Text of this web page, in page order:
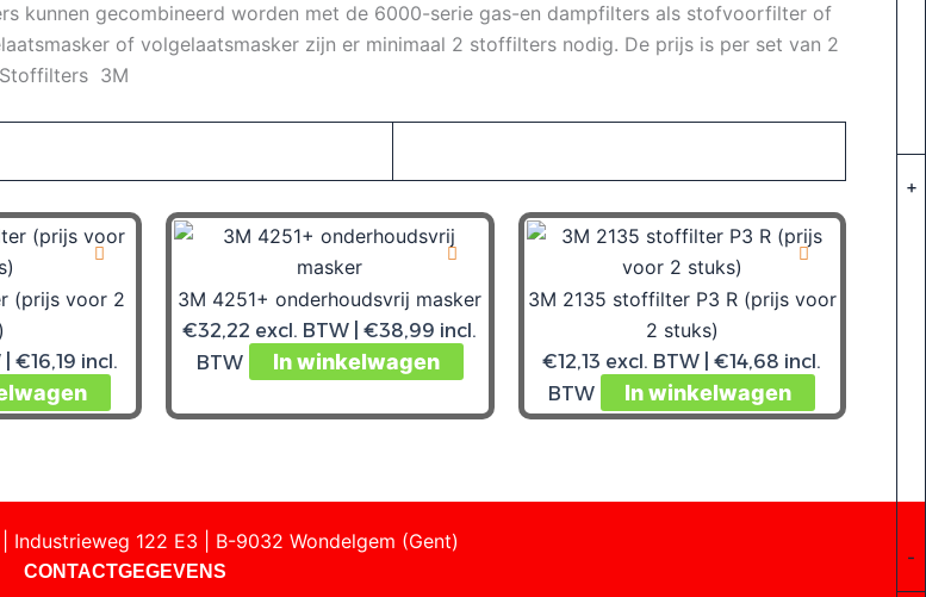
-
+
kunnen gecombineerd worden met de 6000-serie gas-en dampfilters als stofvoorfilter of
of volgelaatsmasker zijn er minimaal 2 stoffilters nodig. De prijs is per set van 2
Stoffilters 3M
(prijs voor 2
€16,19 incl.
3M 4251+ onderhoudsvrij masker
€32,22 excl. BTW |€38,99 incl.
BTW
In winkelwagen
3M 2135 stoffilter P3 R (prijs voor
2 stuks)
€12,13 excl. BTW |€14,68 incl.
BTW
In winkelwagen
| Industrieweg 122 E3 | B-9032 Wondelgem (Gent)
CONTACTGEGEVENS